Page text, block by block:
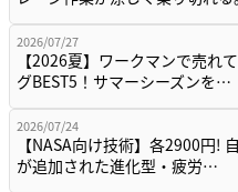
2026/07/27
【2026夏】ワークマンで売れ
グBEST5！サマーシーズンを…
2026/07/24
【NASA向け技術】各2900円!
が追加された進化型・疲労…